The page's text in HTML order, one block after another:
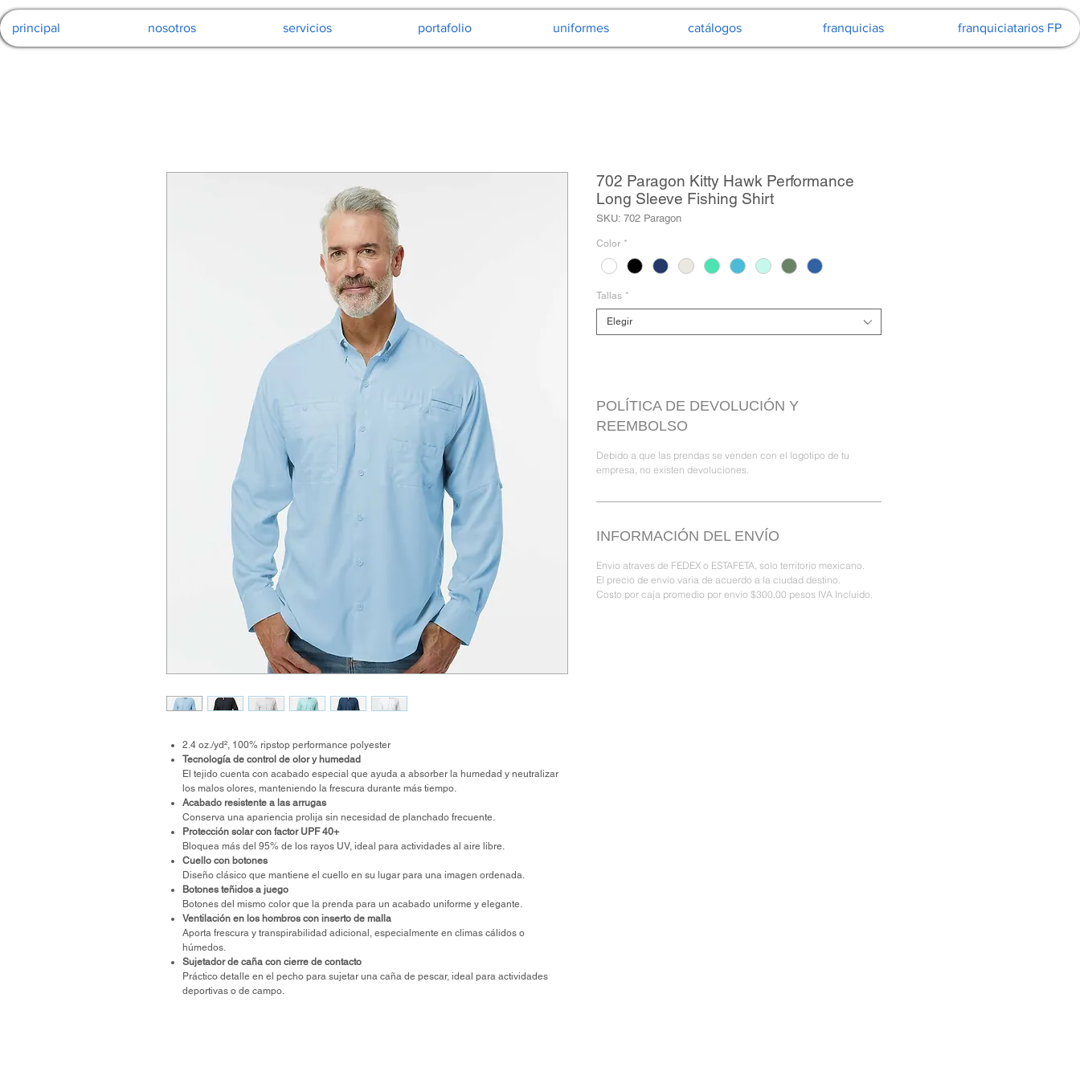
principal nosotros servicios portafolio uniformes catálogos franquicias franquiciatarios FP
2.4 oz./yd², 100% ripstop performance polyester
Tecnología de control de olor y humedad
El tejido cuenta con acabado especial que ayuda a absorber la humedad y neutralizar
los malos olores, manteniendo la frescura durante más tiempo.
Acabado resistente a las arrugas
Conserva una apariencia prolija sin necesidad de planchado frecuente.
Protección solar con factor UPF 40+
Bloquea más del 95% de los rayos UV, ideal para actividades al aire libre.
Cuello con botones
Diseño clásico que mantiene el cuello en su lugar para una imagen ordenada.
Botones teñidos a juego
Botones del mismo color que la prenda para un acabado uniforme y elegante.
Ventilación en los hombros con inserto de malla
Aporta frescura y transpirabilidad adicional, especialmente en climas cálidos o
húmedos.
Sujetador de caña con cierre de contacto
Práctico detalle en el pecho para sujetar una caña de pescar, ideal para actividades
deportivas o de campo.
702 Paragon Kitty Hawk Performance
Long Sleeve Fishing Shirt
SKU: 702 Paragon
Color *
Tallas *
Elegir
POLÍTICA DE DEVOLUCIÓN Y
REEMBOLSO
Debido a que las prendas se venden con el logotipo de tu
empresa, no existen devoluciones.
INFORMACIÓN DEL ENVÍO
Envio atraves de FEDEX o ESTAFETA, solo territorio mexicano.
El precio de envio varia de acuerdo a la ciudad destino.
Costo por caja promedio por envio $300.00 pesos IVA Incluido.